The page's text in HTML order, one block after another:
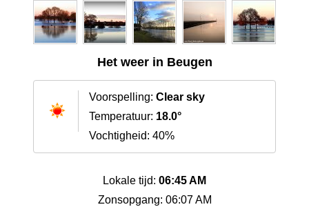
Het weer in Beugen
Voorspelling: Clear sky
Temperatuur: 18.0°
Vochtigheid: 40%
Lokale tijd: 06:45 AM
Zonsopgang: 06:07 AM